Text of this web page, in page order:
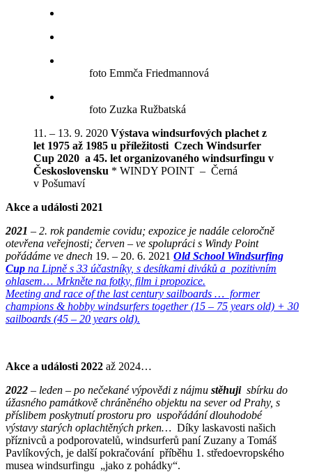
foto Emmča Friedmannová
foto Zuzka Ružbatská
11. – 13. 9. 2020 Výstava windsurfových plachet z
let 1975 až 1985 u příležitosti Czech Windsurfer
Cup 2020 a 45. let organizovaného windsurfingu v
Československu * WINDY POINT – Černá
v Pošumaví
Akce a události 2021
2021 – 2. rok pandemie covidu; expozice je nadále celoročně
otevřena veřejnosti; červen – ve spolupráci s Windy Point
pořádáme ve dnech 19. – 20. 6. 2021 Old School Windsurfing
Cup na Lipně s 33 účastníky, s desítkami diváků a pozitivním
ohlasem… Mrkněte na fotky, film i propozice.
Meeting and race of the last century sailboards … former
champions & hobby windsurfers together (15 – 75 years old) + 30
sailboards (45 – 20 years old).
Akce a události 2022 až 2024…
2022 – leden – po nečekané výpovědi z nájmu stěhuji sbírku do
úžasného památkově chráněného objektu na sever od Prahy, s
příslibem poskytnutí prostoru pro uspořádání dlouhodobé
výstavy starých oplachtěných prken… Díky laskavosti našich
příznivců a podporovatelů, windsurferů paní Zuzany a Tomáš
Pavlíkových, je další pokračování příběhu 1. středoevropského
musea windsurfingu „jako z pohádky“.